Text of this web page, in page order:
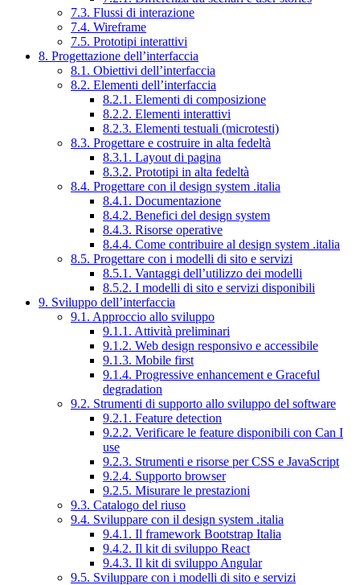
7.3. Flussi di interazione
7.4. Wireframe
7.5. Prototipi interattivi
8. Progettazione dell’interfaccia
8.1. Obiettivi dell’interfaccia
8.2. Elementi dell’interfaccia
8.2.1. Elementi di composizione
8.2.2. Elementi interattivi
8.2.3. Elementi testuali (microtesti)
8.3. Progettare e costruire in alta fedeltà
8.3.1. Layout di pagina
8.3.2. Prototipi in alta fedeltà
8.4. Progettare con il design system .italia
8.4.1. Documentazione
8.4.2. Benefici del design system
8.4.3. Risorse operative
8.4.4. Come contribuire al design system .italia
8.5. Progettare con i modelli di sito e servizi
8.5.1. Vantaggi dell’utilizzo dei modelli
8.5.2. I modelli di sito e servizi disponibili
9. Sviluppo dell’interfaccia
9.1. Approccio allo sviluppo
9.1.1. Attività preliminari
9.1.2. Web design responsivo e accessibile
9.1.3. Mobile first
9.1.4. Progressive enhancement e Graceful
degradation
9.2. Strumenti di supporto allo sviluppo del software
9.2.1. Feature detection
9.2.2. Verificare le feature disponibili con Can I
use
9.2.3. Strumenti e risorse per CSS e JavaScript
9.2.4. Supporto browser
9.2.5. Misurare le prestazioni
9.3. Catalogo del riuso
9.4. Sviluppare con il design system .italia
9.4.1. Il framework Bootstrap Italia
9.4.2. Il kit di sviluppo React
9.4.3. Il kit di sviluppo Angular
9.5. Sviluppare con i modelli di sito e servizi